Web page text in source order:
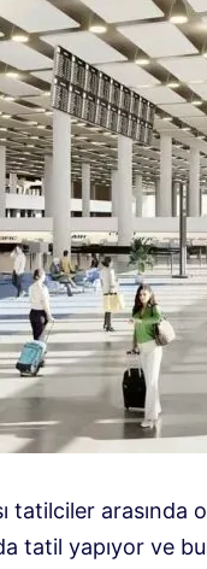
tatilciler arasında
tatil yapıyor ve